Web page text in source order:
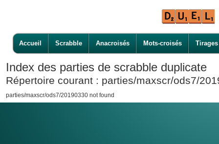
Accueil Scrabble Anacroisés Mots-croisés Tirages
Index des parties de scrabble duplicate
Répertoire courant : parties/maxscr/ods7/
parties/maxscr/ods7/20190330 not found